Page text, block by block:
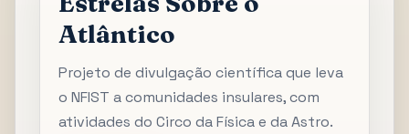
Atlântico
Projeto de divulgação científica que leva
o NFIST a comunidades insulares, com
atividades do Circo da Física e da Astro.